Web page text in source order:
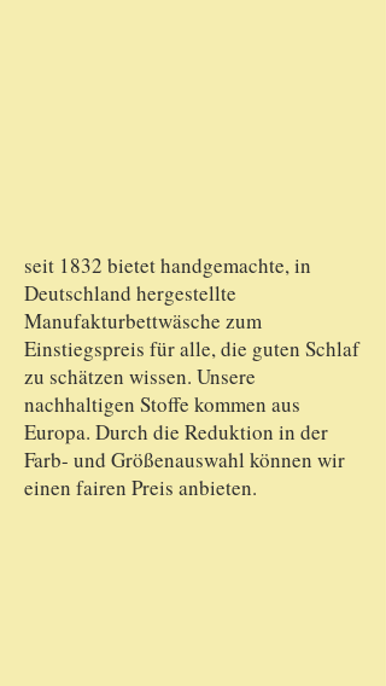
seit 1832 bietet handgemachte, in
Deutschland hergestellte
Manufakturbettwäsche zum
Einstiegspreis für alle, die guten Schlaf
zu schätzen wissen. Unsere
nachhaltigen Stoffe kommen aus
Europa. Durch die Reduktion in der
Farb- und Größenauswahl können wir
einen fairen Preis anbieten.